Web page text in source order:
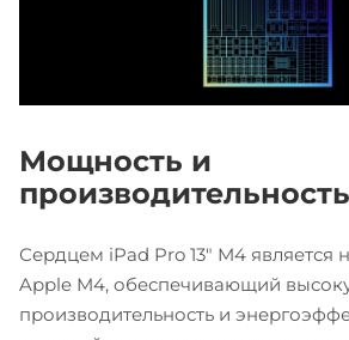
Мощность и
производительность
Сердцем iPad Pro 13" M4 является
Apple M4, обеспечивающий
производительность и